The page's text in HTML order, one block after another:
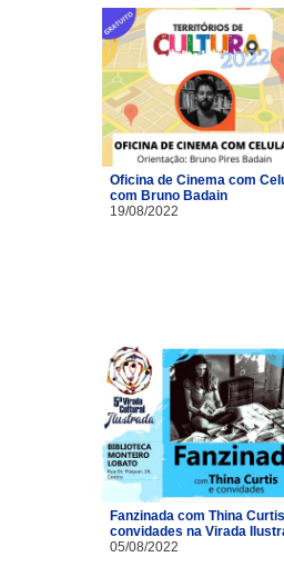
Oficina de Cinema com
com Bruno Badain
19/08/2022
Fanzinada com Thina
convidades na Virada
05/08/2022